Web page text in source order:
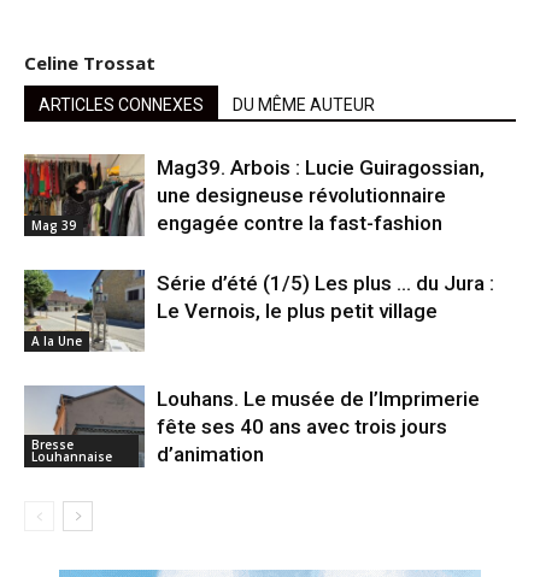
Celine Trossat
ARTICLES CONNEXES DU MÊME AUTEUR
Mag 39
Mag39. Arbois : Lucie Guiragossian,
une designeuse révolutionnaire
engagée contre la fast-fashion
A la Une
Série d’été (1/5) Les plus … du Jura :
Le Vernois, le plus petit village
Bresse
Louhannaise
Louhans. Le musée de l’Imprimerie
fête ses 40 ans avec trois jours
d’animation